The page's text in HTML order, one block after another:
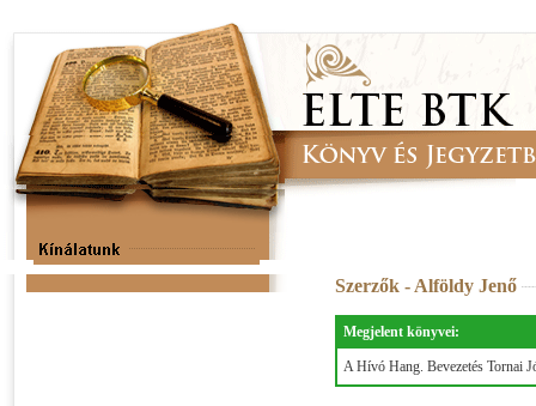
Szerzők - Alföldy Jenő
Megjelent könyvei:
A Hívó Hang. Bevezetés Tornai